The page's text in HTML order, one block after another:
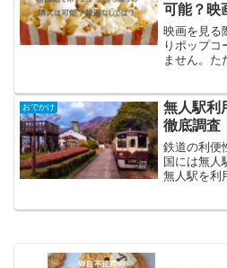
可能？映
映画を見る
りポップコ
ません。た
終わった後
帰ることが
おでかけ
無人駅利
徹底調査
鉄道の利便
国には無人
無人駅を利